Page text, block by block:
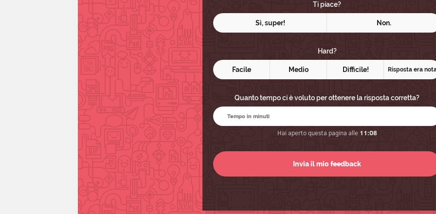
Ti piace?
Sì, super! Non.
Hard?
Facile Medio Difficile! Risposta era
Quanto tempo ci è voluto per ottenere la risposta corretta?
Hai aperto questa pagina alle 11:08